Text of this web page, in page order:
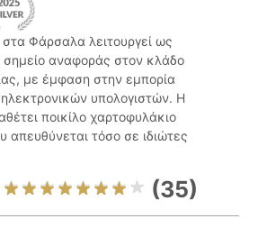
Φάρσαλα λειτουργεί ως
σημείο αναφοράς στον κλάδο
με έμφαση στην εμπορία
υπολογιστών. Η
ποικίλο χαρτοφυλάκιο
απευθύνεται τόσο σε ιδιώτες
(35)